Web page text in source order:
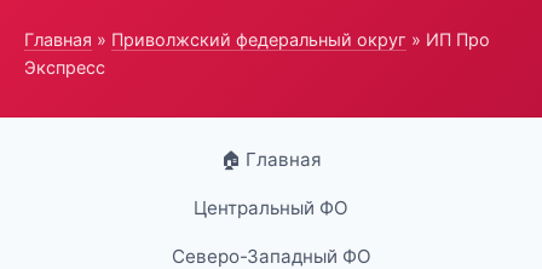
Главная » Приволжский федеральный округ » ИП Про
Экспресс
🏠 Главная
Центральный ФО
Северо-Западный ФО